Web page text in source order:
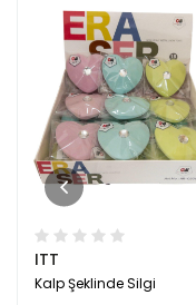
ITT
Kalp Şeklinde Silgi